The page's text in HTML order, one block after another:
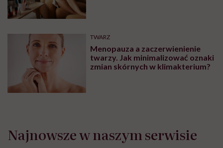
TWARZ
Menopauza a zaczerwienienie
twarzy. Jak minimalizować oznaki
zmian skórnych w klimakterium?
Najnowsze w naszym serwisie